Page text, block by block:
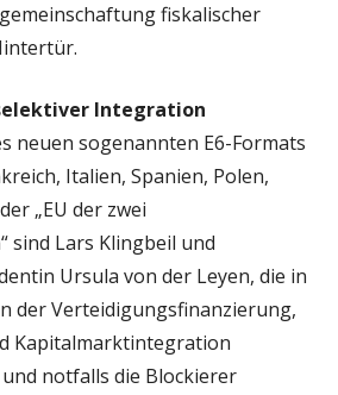
fiskalischer
Integration
neuen sogenannten E6-Formats
Italien, Spanien, Polen,
„EU der zwei
sind Lars Klingbeil und
Ursula von der Leyen, die in
der Verteidigungsfinanzierung,
Kapitalmarktintegration
notfalls die Blockierer